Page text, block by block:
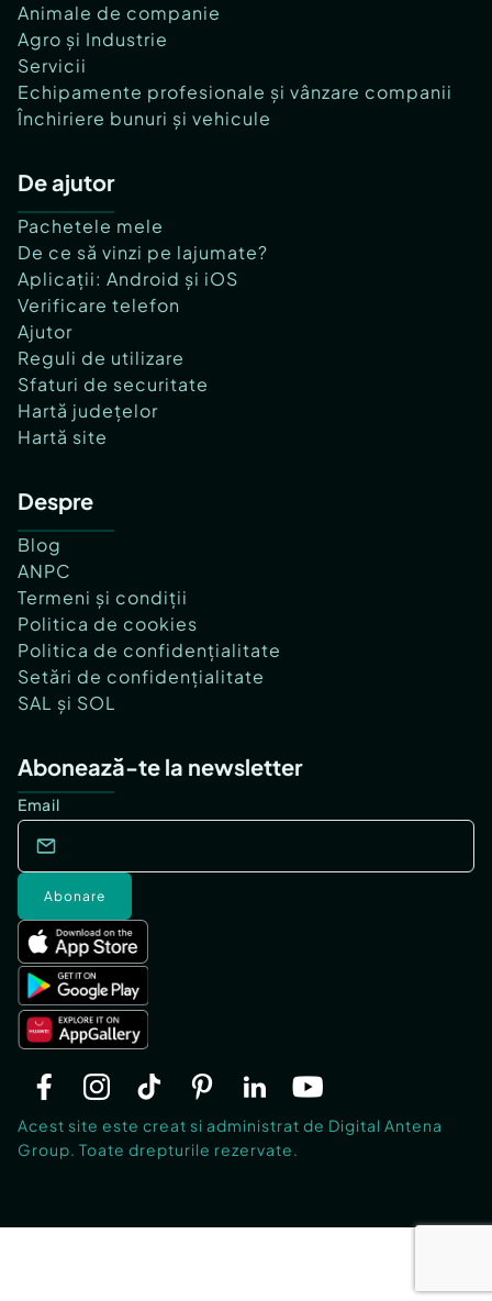
Animale de companie
Agro și Industrie
Servicii
Echipamente profesionale și vânzare companii
Închiriere bunuri și vehicule
De ajutor
Pachetele mele
De ce să vinzi pe lajumate?
Aplicații: Android și iOS
Verificare telefon
Ajutor
Reguli de utilizare
Sfaturi de securitate
Hartă județelor
Hartă site
Despre
Blog
ANPC
Termeni și condiții
Politica de cookies
Politica de confidențialitate
Setări de confidențialitate
SAL și SOL
Abonează-te la newsletter
Email
Abonare
Acest site este creat si administrat de Digital Antena
Group. Toate drepturile rezervate.